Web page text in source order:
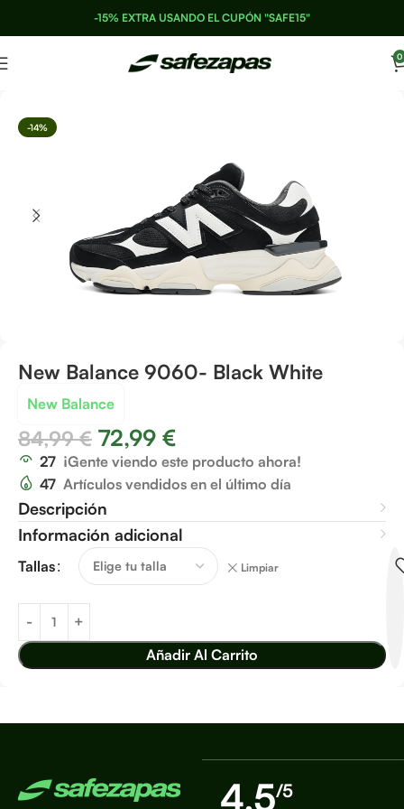
-15% EXTRA USANDO EL CUPÓN "SAFE15"
0
-14%
New Balance 9060- Black White
New Balance
84,99€ 72,99 €
27 ¡Gente viendo este producto ahora!
47 Artículos vendidos en el último día
Descripción
Información adicional
Tallas Limpiar
Añadir Al Carrito
4,5/5